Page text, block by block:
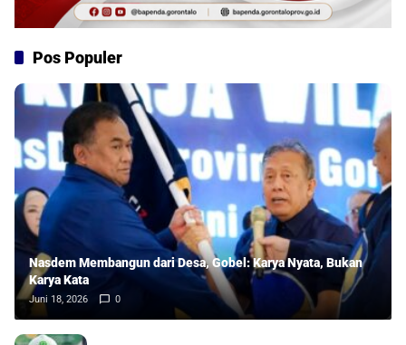
Pos Populer
Nasdem Membangun dari Desa, Gobel: Karya Nyata, Bukan
Karya Kata
Juni 18, 2026 0